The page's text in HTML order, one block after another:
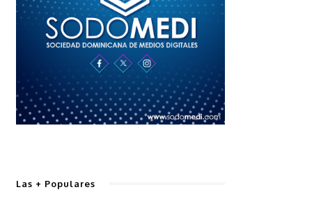
Las + Populares